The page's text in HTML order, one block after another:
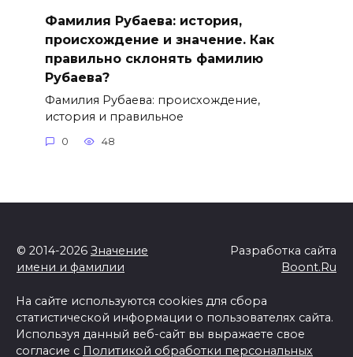
Фамилия Рубаева: история,
происхождение и значение. Как
правильно склонять фамилию
Рубаева?
Фамилия Рубаева: происхождение,
история и правильное
0 48
© 2014-2026 Значение
имени и фамилии
Разработка сайта
Boont.Ru
На сайте используются cookies для сбора
статистической информации о пользователях сайта.
Используя данный веб-сайт вы выражаете свое
согласие с Политикой обработки персональных